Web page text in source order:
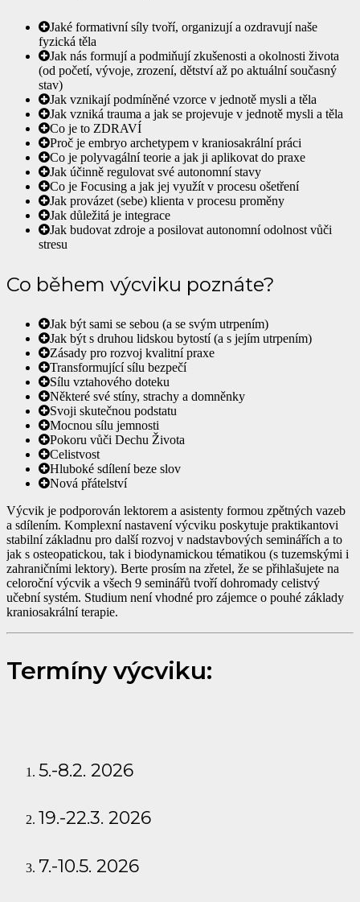
Jaké formativní síly tvoří, organizují a ozdravují naše
fyzická těla
Jak nás formují a podmiňují zkušenosti a okolnosti života
(od početí, vývoje, zrození, dětství až po aktuální současný
stav)
Jak vznikají podmíněné vzorce v jednotě mysli a těla
Jak vzniká trauma a jak se projevuje v jednotě mysli a těla
Co je to ZDRAVÍ
Proč je embryo archetypem v kraniosakrální práci
Co je polyvagální teorie a jak ji aplikovat do praxe
Jak účinně regulovat své autonomní stavy
Co je Focusing a jak jej využít v procesu ošetření
Jak provázet (sebe) klienta v procesu proměny
Jak důležitá je integrace
Jak budovat zdroje a posilovat autonomní odolnost vůči
stresu
Co během výcviku poznáte?
Jak být sami se sebou (a se svým utrpením)
Jak být s druhou lidskou bytostí (a s jejím utrpením)
Zásady pro rozvoj kvalitní praxe
Transformující sílu bezpečí
Sílu vztahového doteku
Některé své stíny, strachy a domněnky
Svoji skutečnou podstatu
Mocnou sílu jemnosti
Pokoru vůči Dechu Života
Celistvost
Hluboké sdílení beze slov
Nová přátelství
Výcvik je podporován lektorem a asistenty formou zpětných vazeb
a sdílením. Komplexní nastavení výcviku poskytuje praktikantovi
stabilní základnu pro další rozvoj v nadstavbových seminářích a to
jak s osteopatickou, tak i biodynamickou tématikou (s tuzemskými i
zahraničními lektory). Berte prosím na zřetel, že se přihlašujete na
celoroční výcvik a všech 9 seminářů tvoří dohromady celistvý
učební systém. Studium není vhodné pro zájemce o pouhé základy
kraniosakrální terapie.
Termíny výcviku:
5.-8.2. 2026
19.-22.3. 2026
7.-10.5. 2026